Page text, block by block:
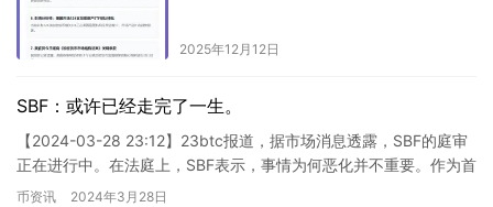
2025年12月12日
SBF：或许已经走完了一生。
【2024-03-28 23:12】23btc报道，据市场消息透露，SBF的庭审
正在进行中。在法庭上，SBF表示，事情为何恶化并不重要。作为首
席执行官，他自责并发出深刻感慨：“总归…
币资讯 2024年3月28日